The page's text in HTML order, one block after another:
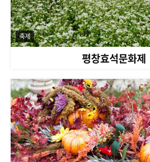
평창효석문화제
축제